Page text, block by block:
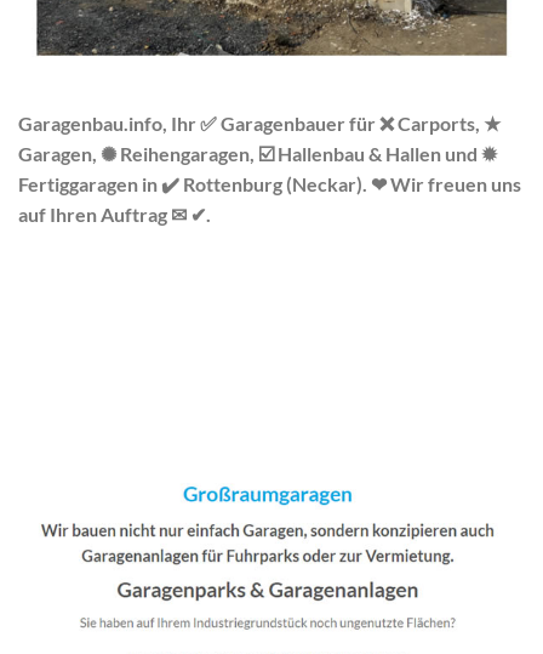
Garagenbau.info, Ihr ✅ Garagenbauer für ❌ Carports, ★
Garagen, ✺ Reihengaragen, ☑️ Hallenbau & Hallen und ✹
Fertiggaragen in ✔️ Rottenburg (Neckar). ❤ Wir freuen uns
auf Ihren Auftrag ✉ ✔.